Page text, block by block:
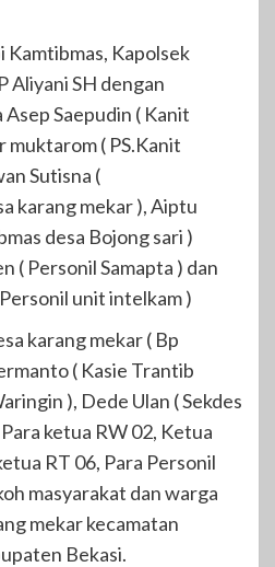
Kamtibmas, Kapolsek
Aliyani SH dengan
Saepudin ( Kanit
muktarom ( PS.Kanit
Sutisna (
karang mekar ), Aiptu
desa Bojong sari )
( Personil Samapta ) dan
unit intelkam )
karang mekar ( Bp
( Kasie Trantib
), Dede Ulan ( Sekdes
ketua RW 02, Ketua
RT 06, Para Personil
masyarakat dan warga
mekar kecamatan
Bekasi.